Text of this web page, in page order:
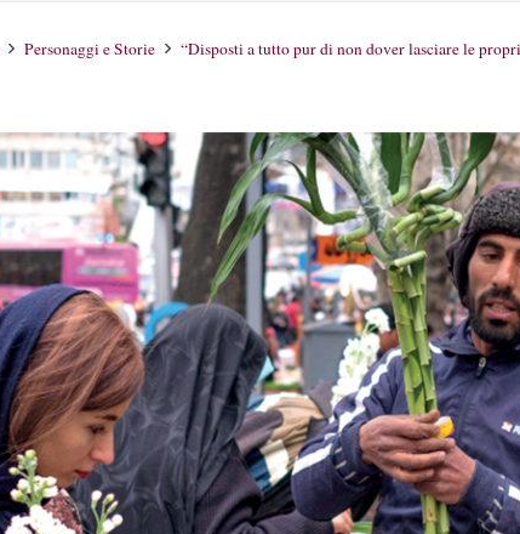
Personaggi e Storie “Disposti a tutto pur di non dover lasciare le